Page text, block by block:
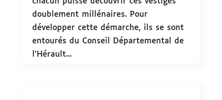
doublement millénaires. Pour
développer cette démarche, ils se sont
entourés du Conseil Départemental de
l’Hérault...